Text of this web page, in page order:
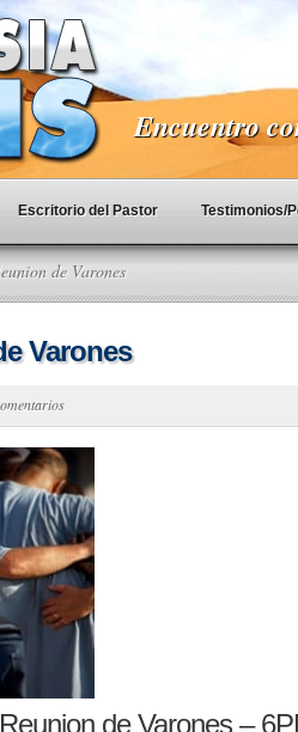
Encuentro
Escritorio del Pastor Testimonios/
de Varones
Varones
de Varones –